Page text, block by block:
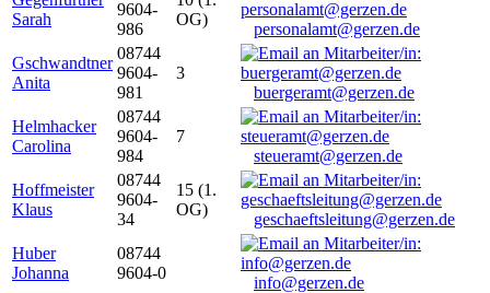
Sarah
9604-
986
OG)
personalamt@gerzen.de
Gschwandtner
Anita
08744
9604-
981
3
buergeramt@gerzen.de
Helmhacker
Carolina
08744
9604-
984
7
steueramt@gerzen.de
Hoffmeister
Klaus
08744
9604-
34
15 (1.
OG)
geschaeftsleitung@gerzen.de
Huber
Johanna
08744
9604-0
info@gerzen.de